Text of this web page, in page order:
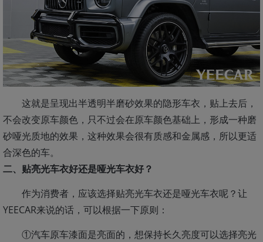
这就是呈现出半透明半磨砂效果的隐形车衣，贴上去后，
不会改变原车颜色，只不过会在原车颜色基础上，形成一种磨
砂哑光质地的效果，这种效果会很有质感和金属感，所以更适
合深色的车。
二、贴亮光车衣好还是哑光车衣好？
作为消费者，应该选择贴亮光车衣还是哑光车衣呢？让
YEECAR来说的话，可以根据一下原则：
①汽车原车漆面是亮面的，想保持长久亮度可以选择亮光